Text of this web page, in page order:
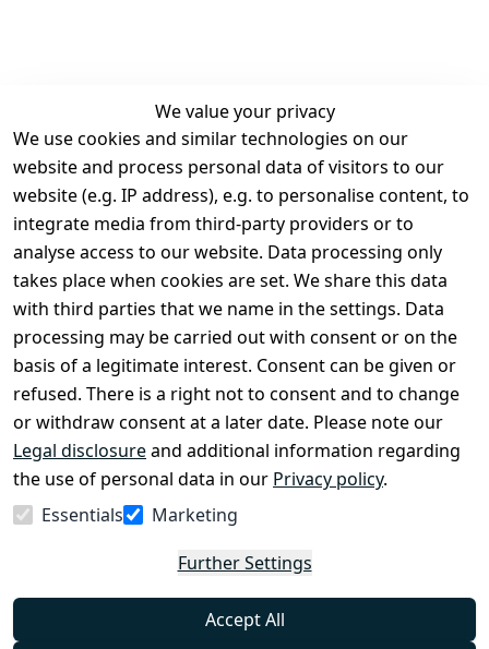
We value your privacy
We use cookies and similar technologies on our
website and process personal data of visitors to our
website (e.g. IP address), e.g. to personalise content, to
integrate media from third-party providers or to
analyse access to our website. Data processing only
takes place when cookies are set. We share this data
with third parties that we name in the settings. Data
processing may be carried out with consent or on the
basis of a legitimate interest. Consent can be given or
refused. There is a right not to consent and to change
or withdraw consent at a later date. Please note our
Legal disclosureand additional information regarding
the use of personal data in our Privacy policy.
Essentials
Marketing
Further Settings
Accept All
Legal
Terms and
Conditions
Legal
disclosure
Privacy Policy
Declaration of
accessibility
Cancellation
rights
Contact
Register
Withdraw
from